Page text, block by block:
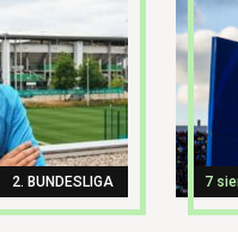
2. BUNDESLIGA 7